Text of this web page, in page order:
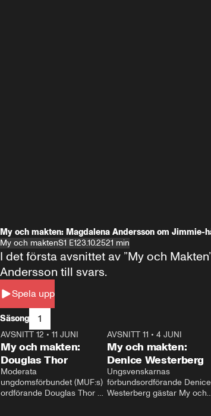
My och makten: Magdalena Andersson om Jimmie-
My och maktenS1 E123.10.2521 min
Spela upp
I det första avsnittet av ”My och
Andersson till svars.
Säsong 1
26:27
AVSNITT 12 • 11 JUNI
My och makten:
Douglas Thor
Moderata
ungdomsförbundet (MUF:s)
ordförande Douglas Thor
AVSNITT 11 •4 JUNI
My och makten:
Denice Westerberg
Ungsvenskarnas
förbundsordförande Denice
Westerberg gästar My och